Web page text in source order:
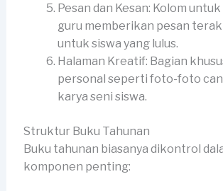
Pesan dan Kesan: Kolom
guru memberikan pesan
untuk siswa yang lulus.
Halaman Kreatif: Bagian
personal seperti foto-foto
karya seni siswa.
Struktur Buku Tahunan
Buku tahunan biasanya dikontrol
komponen penting: